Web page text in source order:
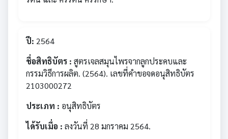
ปี: 2564
ชื่อสิทธิบัตร : สูตรเจลสมุนไพรจากลูกประคบและ
กรรมวิธีการผลิต. (2564). เลขที่คำขอจดอนุสิทธิบัตร
2103000272
ประเภท : อนุสิทธิบัตร
ได้รับเมื่อ : ลงวันที่ 28 มกราคม 2564.